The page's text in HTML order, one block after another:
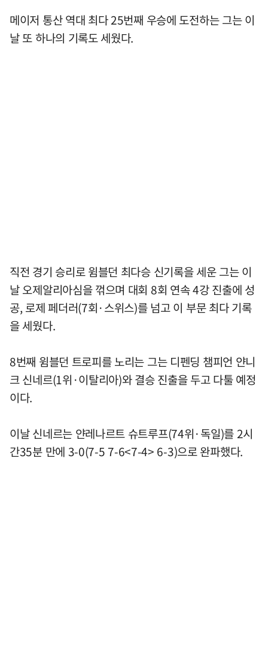
메이저 통산 역대 최다 25번째 우승에 도전하는 그는 이
날 또 하나의 기록도 세웠다.
직전 경기 승리로 윔블던 최다승 신기록을 세운 그는 이
날 오제알리아심을 꺾으며 대회 8회 연속 4강 진출에 성
공, 로제 페더러(7회·스위스)를 넘고 이 부문 최다 기록
을 세웠다.
8번째 윔블던 트로피를 노리는 그는 디펜딩 챔피언 얀니
크 신네르(1위·이탈리아)와 결승 진출을 두고 다툴 예정
이다.
이날 신네르는 얀레나르트 슈트루프(74위·독일)를 2시
간35분 만에 3-0(7-5 7-6<7-4> 6-3)으로 완파했다.